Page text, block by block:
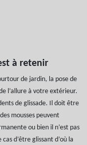
à retenir
de jardin, la pose de
l’allure à votre extérieur.
de glissade. Il doit être
mousses peuvent
ou bien il n’est pas
d’être glissant d’où la